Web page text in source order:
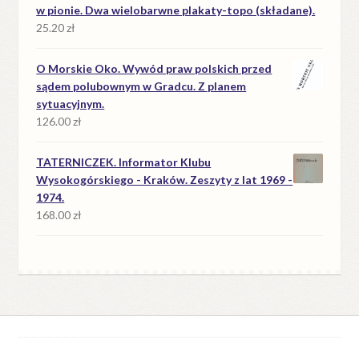
w pionie. Dwa wielobarwne plakaty-topo (składane).
25.20zł
O Morskie Oko. Wywód praw polskich przed
sądem polubownym w Gradcu. Z planem
sytuacyjnym.
126.00zł
TATERNICZEK. Informator Klubu
Wysokogórskiego - Kraków. Zeszyty z lat 1969 -
1974.
168.00zł